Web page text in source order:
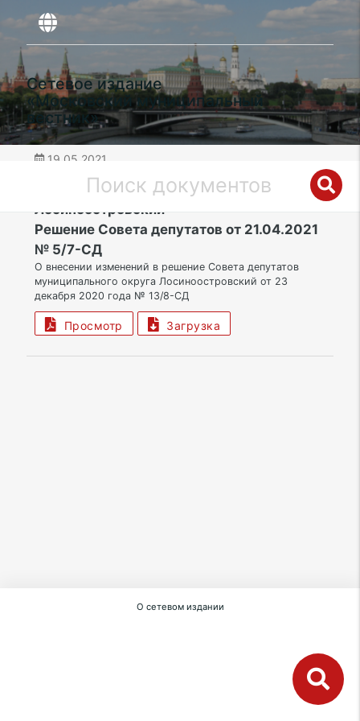
Сетевое издание
«Московский муниципальный
вестник»
19.05.2021
СВАО | Муниципальный округ
Лосиноостровский
Решение Совета депутатов от 21.04.2021
№ 5/7-СД
О внесении изменений в решение Совета депутатов
муниципального округа Лосиноостровский от 23
декабря 2020 года № 13/8-СД
Просмотр Загрузка
О сетевом издании